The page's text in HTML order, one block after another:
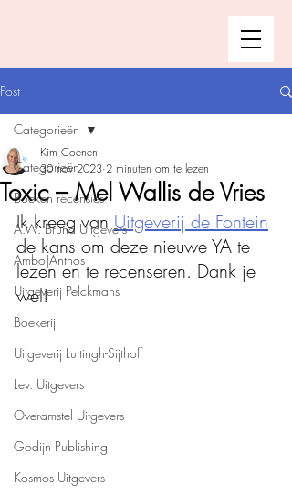
Post
Categorieën
Boeken recensies
A.W. Bruna Uitgevers
Ambo|Anthos
Uitgeverij Pelckmans
Boekerij
Uitgeverij Luitingh-Sijthoff
Lev. Uitgevers
Overamstel Uitgevers
Godijn Publishing
Kosmos Uitgevers
Categorieën
Toxic – Mel Wallis de Vries
Kim Coenen
30 nov 2023 2 minuten om te lezen
Ik kreeg van Uitgeverij de Fontein
de kans om deze nieuwe YA te
lezen en te recenseren. Dank je
wel!